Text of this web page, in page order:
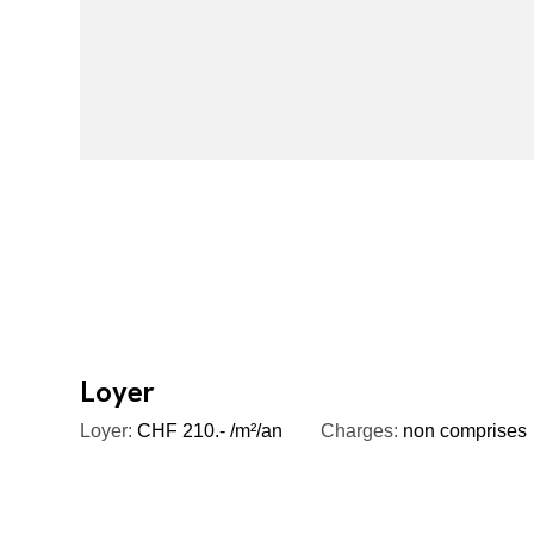
Loyer
Loyer: CHF 210.- /m²/an Charges: non comprises